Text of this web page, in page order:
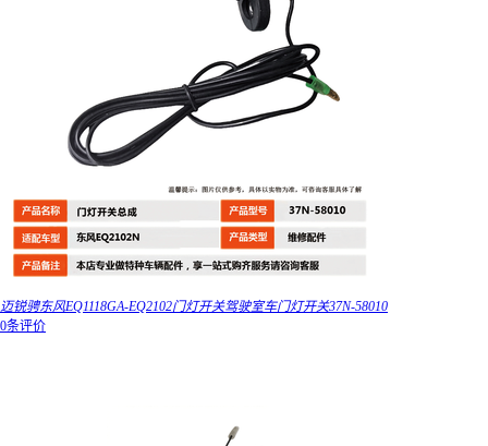
迈锐骋东风EQ1118GA-EQ2102门灯开关驾驶室车门灯开关37N-58010
0条评价